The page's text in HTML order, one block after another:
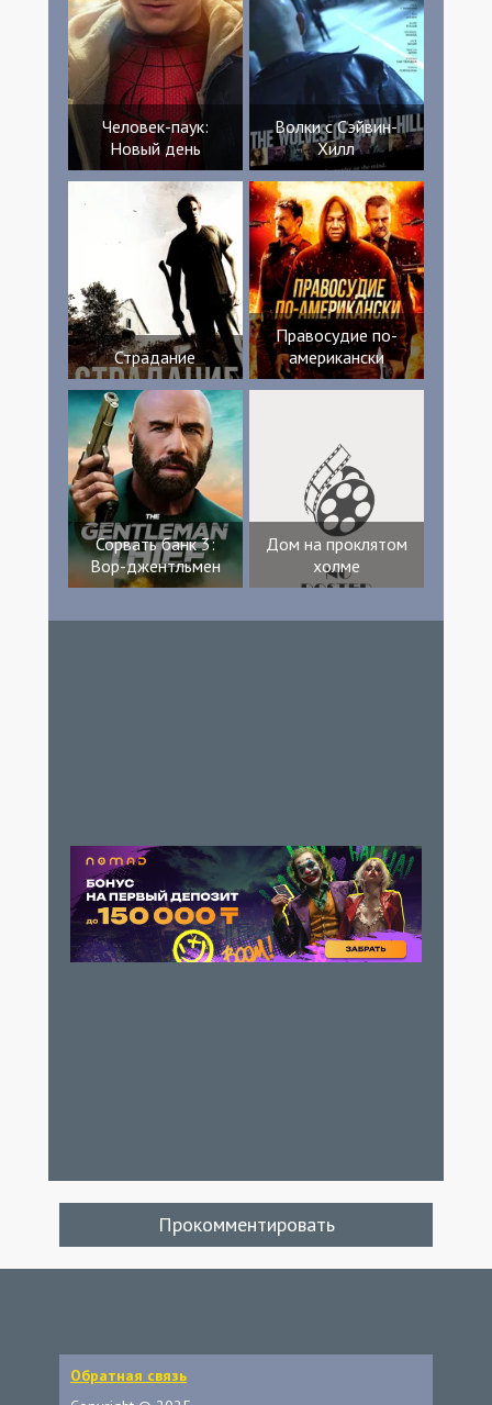
Человек-паук:
Новый день
Волки с Сэйвин-
Хилл
Страдание
Правосудие по-
американски
Сорвать банк 3:
Вор-джентльмен
Дом на проклятом
холме
Прокомментировать
Обратная связь